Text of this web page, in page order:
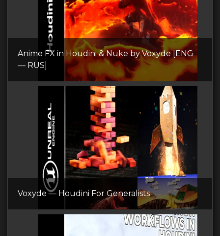
Anime FX in Houdini & Nuke by Voxyde [ENG
— RUS]
Voxyde — Houdini For Generalists